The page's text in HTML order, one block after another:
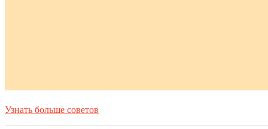
Узнать больше советов